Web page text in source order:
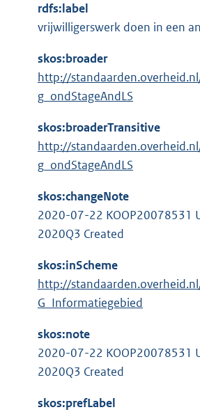
k
:
n
k
:
e
r
n
e
n
k
:
rdfs:label
vrijwilligerswerk doen in een
skos:broader
http://
g_ondStageAndLS
skos:broaderTransitive
http://
g_ondStageAndLS
skos:changeNote
2020-07-22 KOOP20078531
2020Q3 Created
skos:inScheme
http://
G_Informatiegebied
skos:note
2020-07-22 KOOP20078531
2020Q3 Created
skos:prefLabel